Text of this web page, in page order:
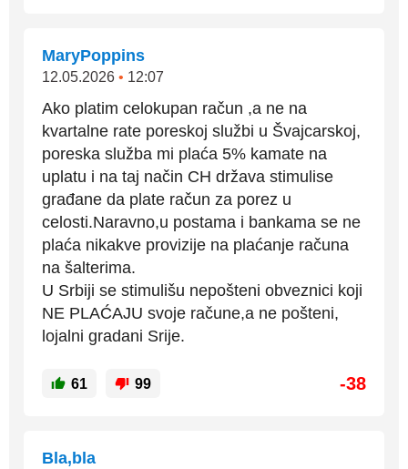
MaryPoppins
12.05.2026 • 12:07
Ako platim celokupan račun ,a ne na
kvartalne rate poreskoj službi u Švajcarskoj,
poreska služba mi plaća 5% kamate na
uplatu i na taj način CH država stimulise
građane da plate račun za porez u
celosti.Naravno,u postama i bankama se ne
plaća nikakve provizije na plaćanje računa
na šalterima.
U Srbiji se stimulišu nepošteni obveznici koji
NE PLAĆAJU svoje račune,a ne pošteni,
lojalni gradani Srije.
61 99 -38
Bla,bla